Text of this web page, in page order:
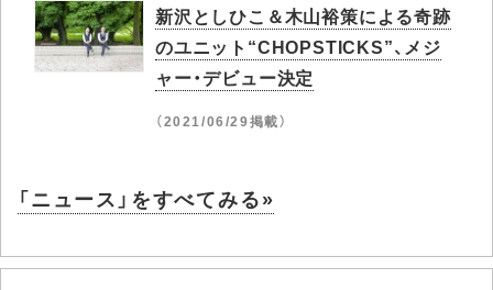
新沢としひこ＆木山裕策による奇跡
のユニット“CHOPSTICKS”、メジ
ャー・デビュー決定
（2021/06/29掲載）
「ニュース」をすべてみる»